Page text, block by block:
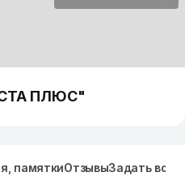
ПЛЮС"
памяткиОтзывыЗадать